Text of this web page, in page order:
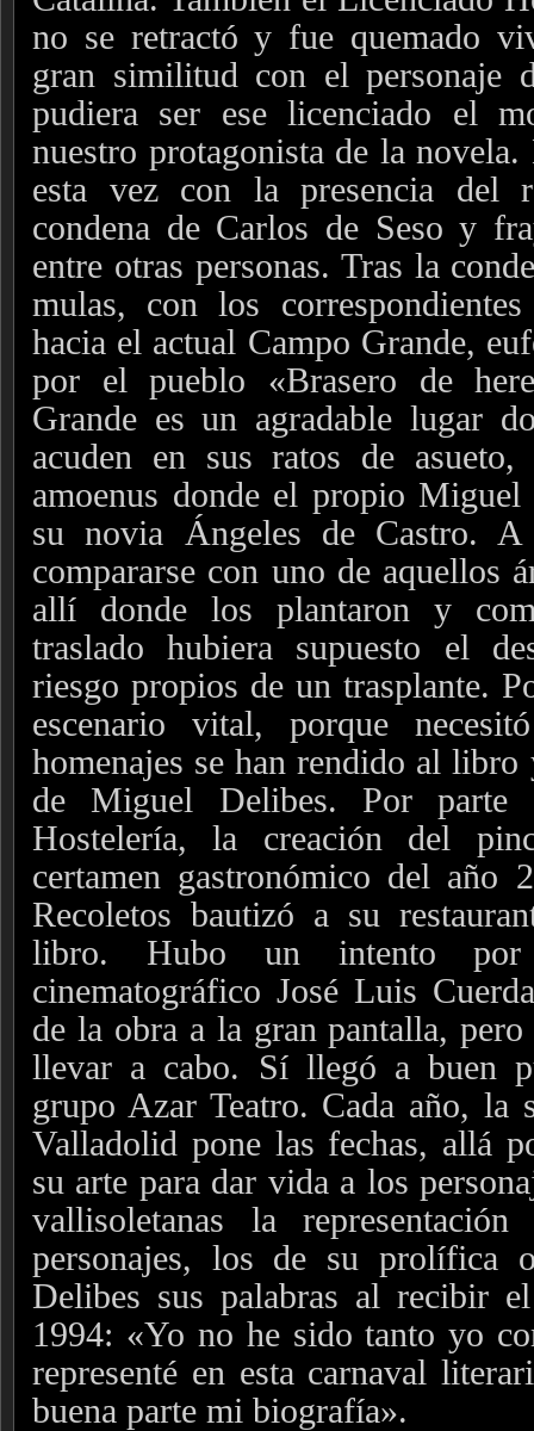
no se retractó y fue quemado
gran similitud con el personaje
pudiera ser ese licenciado el
nuestro protagonista de la novela.
esta vez con la presencia del
condena de Carlos de Seso y
entre otras personas. Tras la
mulas, con los
hacia el actual Campo Grande,
por el pueblo «Brasero de
Grande es un agradable lugar
acuden en sus ratos de
amoenus donde el propio Miguel
su novia Ángeles de Castro.
compararse con uno de aquellos
allí donde los plantaron y
traslado hubiera supuesto el
riesgo propios de un trasplante.
escenario vital, porque
homenajes se han rendido al
de Miguel Delibes. Por parte
Hostelería, la creación del
certamen gastronómico del
Recoletos bautizó a su
libro. Hubo un intento
cinematográfico José Luis
de la obra a la gran pantalla,
llevar a cabo. Sí llegó a buen
grupo Azar Teatro. Cada año, la
Valladolid pone las fechas, allá
su arte para dar vida a los
vallisoletanas la
personajes, los de su prolífica
Delibes sus palabras al recibir
1994: «Yo no he sido tanto yo
representé en esta carnaval
buena parte mi biografía».